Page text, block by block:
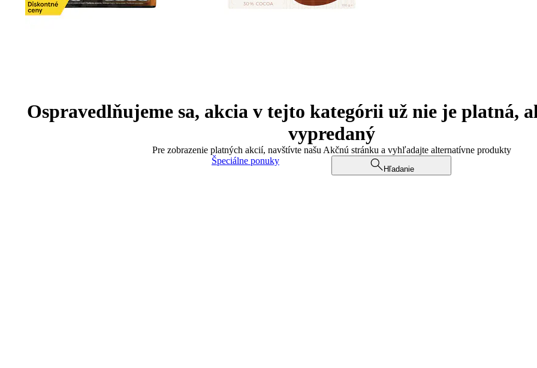
Ospravedlňujeme sa, akcia v tejto kategórii už nie je platná,
vypredaný
Pre zobrazenie platných akcií, navštívte našu Akčnú stránku a vyhľadajte alternatívne produkty
Špeciálne ponuky
Hľadanie